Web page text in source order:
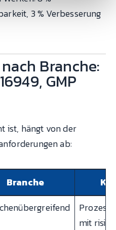
3 % Verbesserung
Branche:
GMP
ist, hängt von der
ab:
Branche
mit